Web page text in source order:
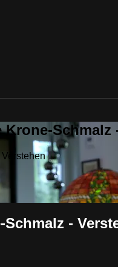
Schmalz
-